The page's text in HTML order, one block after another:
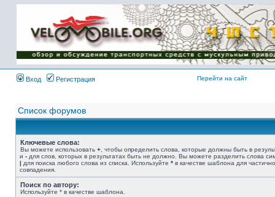
Имя пользователя:
Пароль:
{ LOG_ME_IN_SHORT
}
Вход
Регистрация Перейти на сайт
Список форумов
Ключевые слова:
Вы можете использовать + , чтобы определить слова, которые должны быть в
и - для слов, которых в результатах быть не должно. Вы можете разделить слова
| для поиска любого слова из списка. Используйте * в качестве шаблона для
совпадения.
Поиск по автору:
Используйте * в качестве шаблона.